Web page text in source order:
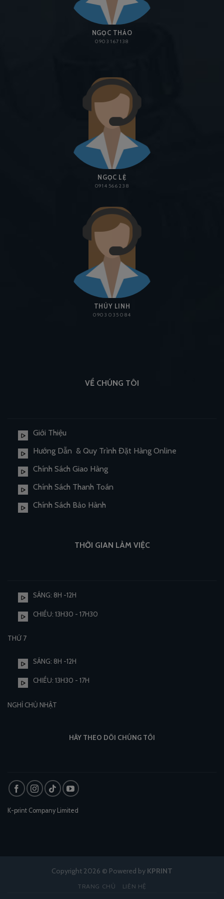
NGỌC THẢO
0903 167 138
NGỌC LỆ
0914 566 238
THÙY LINH
0903 035 084
VỀ CHÚNG TÔI
Giới Thiệu
Hướng Dẫn & Quy Trình Đặt Hàng Online
Chính Sách Giao Hàng
Chính Sách Thanh Toán
Chính Sách Bảo Hành
THỜI GIAN LÀM VIỆC
SÁNG: 8H -12H
CHIỀU: 13H30 - 17H30
THỨ 7
SÁNG: 8H -12H
CHIỀU: 13H30 - 17H
NGHỈ CHỦ NHẬT
HÃY THEO DÕI CHÚNG TÔI
K-print Company Limited
Copyright 2026 © Powered by KPRINT
TRANG CHỦ LIÊN HỆ